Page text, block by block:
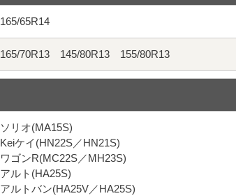
165/65R14
165/70R13 145/80R13 155/80R13
ソリオ(MA15S)
Keiケイ(HN22S／HN21S)
ワゴンR(MC22S／MH23S)
アルト(HA25S)
アルトバン(HA25V／HA25S)